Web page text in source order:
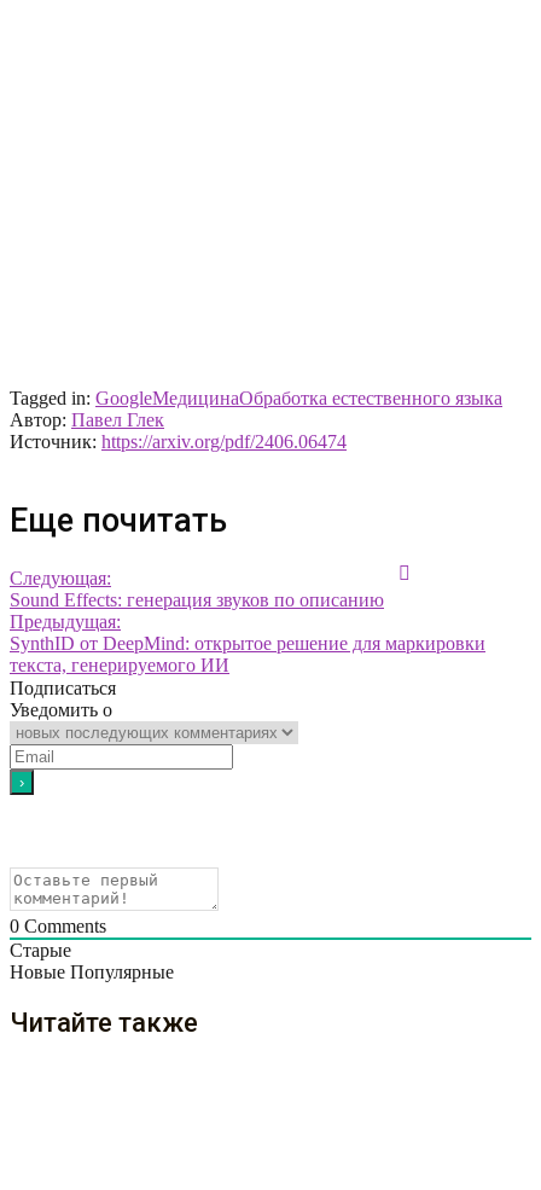
Tagged in: GoogleМедицинаОбработка естественного языка
Автор: Павел Глек
Источник: https://arxiv.org/pdf/2406.06474
Еще почитать
Следующая:
Sound Effects: генерация звуков по описанию
Предыдущая:
SynthID от DeepMind: открытое решение для маркировки
текста, генерируемого ИИ
Подписаться
Уведомить о
0 Comments
Старые
Новые Популярные
Читайте также